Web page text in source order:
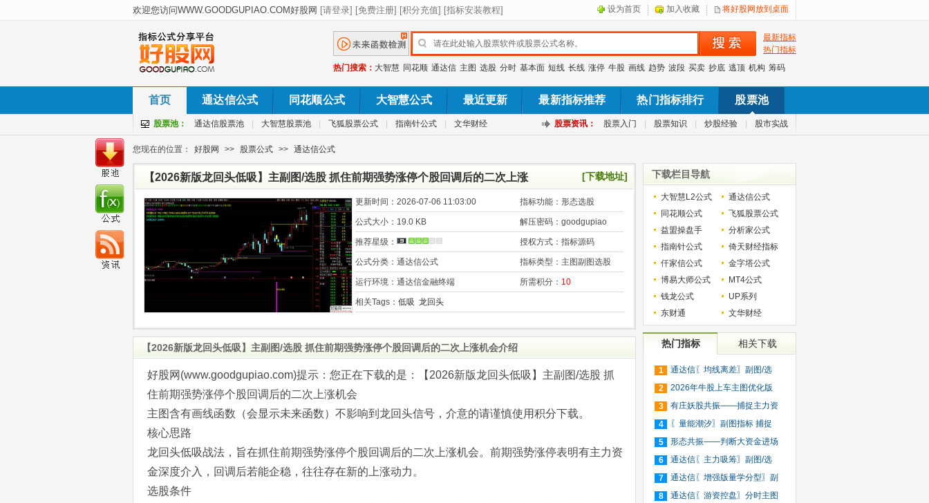
设为首页 加入收藏 将好股网放到桌面
最新指标
热门指标
热门搜索： 大智慧 同花顺 通达信 主图 选股 分时 基本面 短线 长线 涨停 牛股 画线 趋势 波段 买卖 抄底 逃顶 机构 筹码
首页 通达信公式 同花顺公式 大智慧公式 最近更新 最新指标推荐 热门指标排行 股票池
股票池： 通达信股票池 大智慧股票池 飞狐股票公式 指南针公式 文华财经 股票资讯： 股票入门 股票知识 炒股经验 股市实战
您现在的位置： 好股网 >> 股票公式 >> 通达信公式
【2026新版龙回头低吸】主副图/选股 抓住前期强势涨停个股回调后的二次上涨
机会
[下载地址]
更新时间： 2026-07-06 11:03:00 指标功能： 形态选股
公式大小： 19.0 KB 解压密码： goodgupiao
推荐星级： 授权方式： 指标源码
公式分类： 通达信公式 指标类型： 主图副图选股
运行环境： 通达信金融终端 所需积分： 10
相关Tags： 低吸 龙回头
【2026新版龙回头低吸】主副图/选股 抓住前期强势涨停个股回调后的二次上涨机会介绍
好股网(www.goodgupiao.com)提示：您正在下载的是：【2026新版龙回头低吸】主副图/选股 抓
住前期强势涨停个股回调后的二次上涨机会
主图含有画线函数（会显示未来函数）不影响到龙回头信号，介意的请谨慎使用积分下载。
核心思路
龙回头低吸战法，旨在抓住前期强势涨停个股回调后的二次上涨机会。前期强势涨停表明有主力资
金深度介入，回调后若能企稳，往往存在新的上涨动力。
选股条件
下载栏目导航
大智慧L2公式
通达信公式
同花顺公式
飞狐股票公式
益盟操盘手
分析家公式
指南针公式
倚天财经指标
仟家信公式
金字塔公式
博易大师公式
MT4公式
钱龙公式
UP系列
东财通
文华财经
热门指标 相关下载
1
通达信〖均线离差〗副图/选
股
2
2026年牛股上车主图优化版
指标
3
有庄妖股共振——捕捉主力资
金
4
〖量能潮汐〗副图指标 捕捉
资
5
形态共振——判断大资金进场
和
6
通达信〖主力吸筹〗副图/选
股
7
通达信〖增强版量学分型〗副
图
8
通达信〖游资控盘〗分时主图